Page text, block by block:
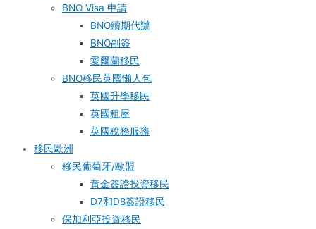
BNO Visa 申請
BNO續期代辦
BNO副簽
愛爾蘭移民
BNO移民英國懶人包
英國升學移民
英國租屋
英國稅務服務​
移民歐洲
移民葡萄牙/歐盟
黃金簽證投資移民
D7和D8簽證移民
保加利亞投資移民